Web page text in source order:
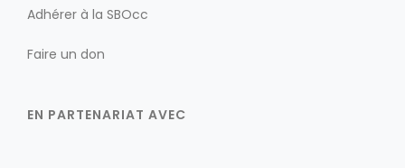
Adhérer à la SBOcc
Faire un don
EN PARTENARIAT AVEC